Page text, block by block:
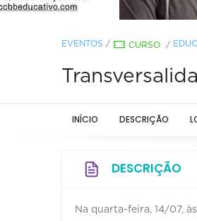
EVENTOS / CURSO /
INÍCIO DESCRIÇÃO
DESCRIÇÃO
Na quarta-feira, 14/07,